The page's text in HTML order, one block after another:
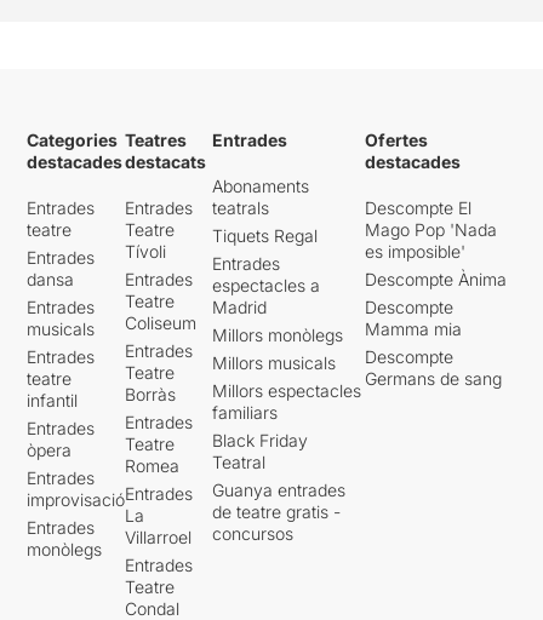
Categories
destacades
Entrades
teatre
Entrades
dansa
Entrades
musicals
Entrades
teatre
infantil
Entrades
òpera
Entrades
improvisació
Entrades
monòlegs
Teatres
destacats
Entrades
Teatre
Tívoli
Entrades
Teatre
Coliseum
Entrades
Teatre
Borràs
Entrades
Teatre
Romea
Entrades
La
Villarroel
Entrades
Teatre
Condal
Entrades
Abonaments
teatrals
Tiquets Regal
Entrades
espectacles a
Madrid
Millors monòlegs
Millors musicals
Millors espectacles
familiars
Black Friday
Teatral
Guanya entrades
de teatre gratis -
concursos
Ofertes
destacades
Descompte El
Mago Pop 'Nada
es imposible'
Descompte Ànima
Descompte
Mamma mia
Descompte
Germans de sang